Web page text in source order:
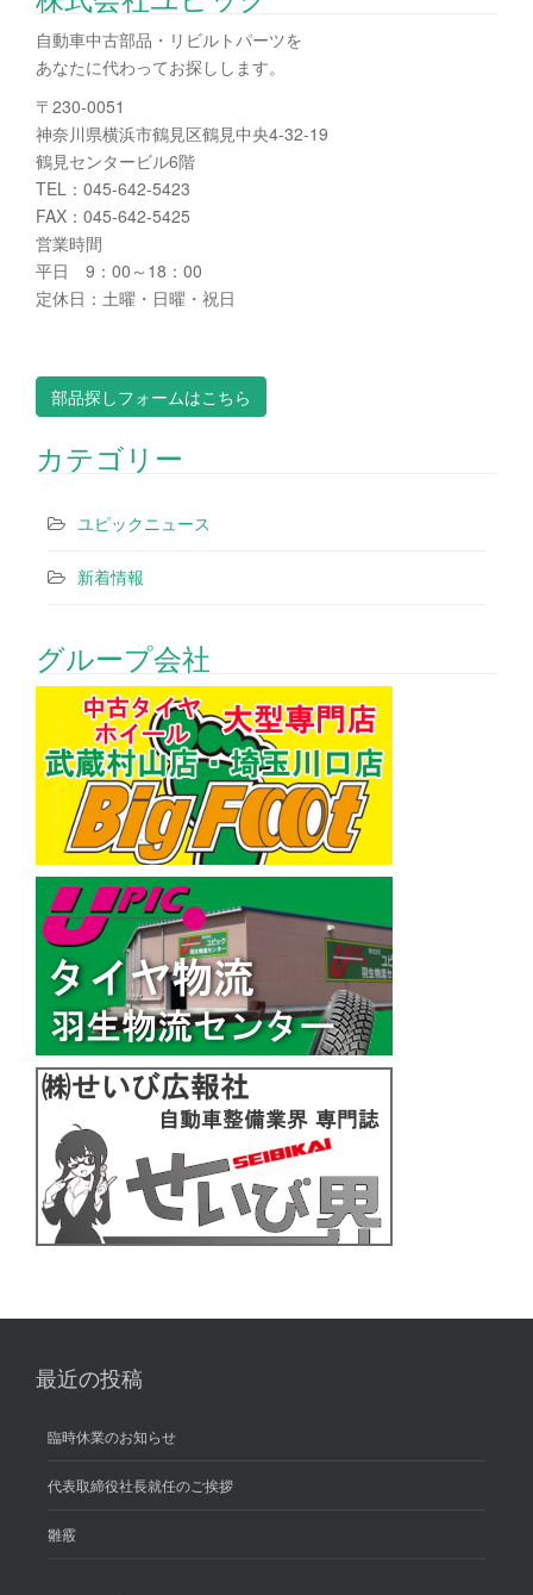
自動車中古部品・リビルトパーツを
あなたに代わってお探しします。
〒230-0051
神奈川県横浜市鶴見区鶴見中央4-32-19
鶴見センタービル6階
TEL：045-642-5423
FAX：045-642-5425
営業時間
平日 9：00～18：00
定休日：土曜・日曜・祝日
部品探しフォームはこちら
カテゴリー
ユピックニュース
新着情報
グループ会社
最近の投稿
臨時休業のお知らせ
代表取締役社長就任のご挨拶
雛霰